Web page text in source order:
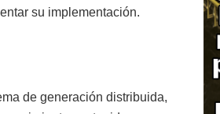
su implementación.
de generación distribuida,